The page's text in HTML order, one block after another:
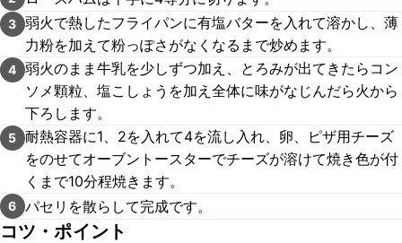
3 弱火で熱したフライパンに有塩バターを入れて溶かし、薄
力粉を加えて粉っぽさがなくなるまで炒めます。
4 弱火のまま牛乳を少しずつ加え、とろみが出てきたらコン
ソメ顆粒、塩こしょうを加え全体に味がなじんだら火から
下ろします。
5 耐熱容器に1、2を入れて4を流し入れ、卵、ピザ用チーズ
をのせてオーブントースターでチーズが溶けて焼き色が付
くまで10分程焼きます。
6 パセリを散らして完成です。
コツ・ポイント